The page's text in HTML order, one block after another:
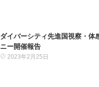
ダイバーシティ先進国視察・体
ニー開催報告
2023年2月25日